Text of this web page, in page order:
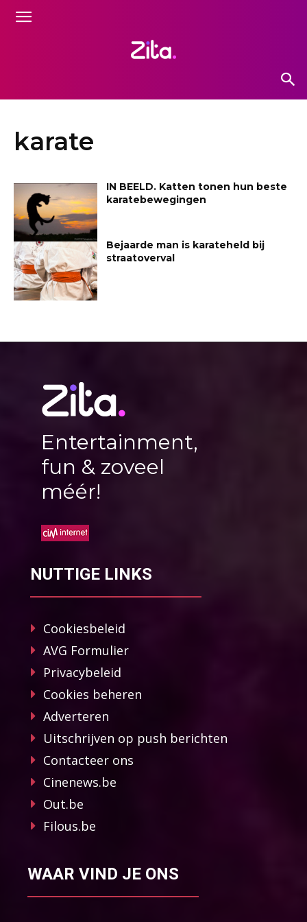
karate
IN BEELD. Katten tonen hun beste
karatebewegingen
Bejaarde man is karateheld bij
straatoverval
Entertainment,
fun & zoveel
méér!
NUTTIGE LINKS
Cookiesbeleid
AVG Formulier
Privacybeleid
Cookies beheren
Adverteren
Uitschrijven op push berichten
Contacteer ons
Cinenews.be
Out.be
Filous.be
WAAR VIND JE ONS